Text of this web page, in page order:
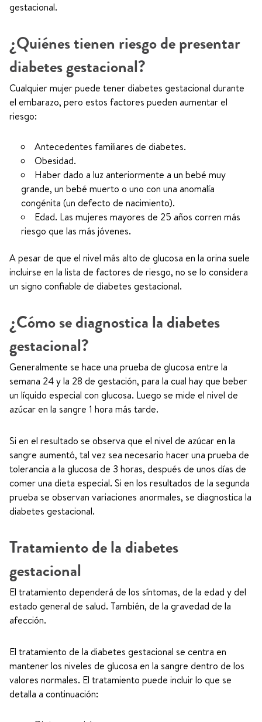
gestacional.
¿Quiénes tienen riesgo de presentar
diabetes gestacional?
Cualquier mujer puede tener diabetes gestacional durante
el embarazo, pero estos factores pueden aumentar el
riesgo:
Antecedentes familiares de diabetes.
Obesidad.
Haber dado a luz anteriormente a un bebé muy
grande, un bebé muerto o uno con una anomalía
congénita (un defecto de nacimiento).
Edad. Las mujeres mayores de 25 años corren más
riesgo que las más jóvenes.
A pesar de que el nivel más alto de glucosa en la orina suele
incluirse en la lista de factores de riesgo, no se lo considera
un signo confiable de diabetes gestacional.
¿Cómo se diagnostica la diabetes
gestacional?
Generalmente se hace una prueba de glucosa entre la
semana 24 y la 28 de gestación, para la cual hay que beber
un líquido especial con glucosa. Luego se mide el nivel de
azúcar en la sangre 1 hora más tarde.
Si en el resultado se observa que el nivel de azúcar en la
sangre aumentó, tal vez sea necesario hacer una prueba de
tolerancia a la glucosa de 3 horas, después de unos días de
comer una dieta especial. Si en los resultados de la segunda
prueba se observan variaciones anormales, se diagnostica la
diabetes gestacional.
Tratamiento de la diabetes
gestacional
El tratamiento dependerá de los síntomas, de la edad y del
estado general de salud. También, de la gravedad de la
afección.
El tratamiento de la diabetes gestacional se centra en
mantener los niveles de glucosa en la sangre dentro de los
valores normales. El tratamiento puede incluir lo que se
detalla a continuación: